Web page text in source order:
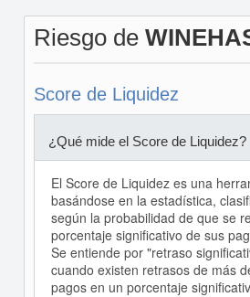
Riesgo de
Score de Liquidez
¿Qué mide el Score de Liquidez?
El Score de Liquidez es una
basándose en la estadística,
según la probabilidad de que se
porcentaje significativo de sus
Se entiende por "retraso
cuando existen retrasos de más
pagos en un porcentaje